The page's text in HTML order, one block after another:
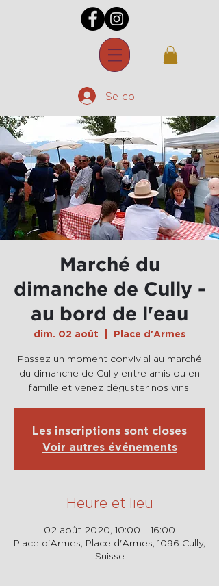
Se connecter
Marché du
dimanche de Cully -
au bord de l'eau
dim. 02 août Place d'Armes
Passez un moment convivial au marché
du dimanche de Cully entre amis ou en
famille et venez déguster nos vins.
Les inscriptions sont closes
Voir autres événements
Heure et lieu
02 août 2020, 10:00 – 16:00
Place d'Armes, Place d'Armes, 1096 Cully,
Suisse